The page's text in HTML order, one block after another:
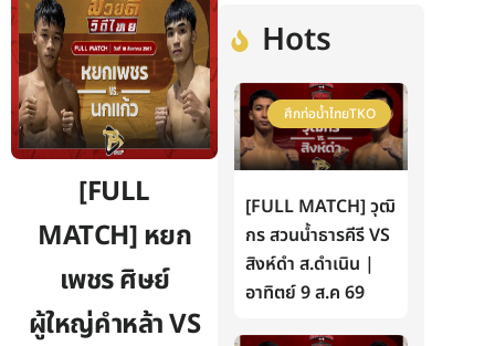
[FULL
MATCH] หยก
เพชร ศิษย์
ผู้ใหญ่คำหล้า VS
Hots
ศึกท่อน้ำไทยTKO
[FULL MATCH] วุฒิ
กร สวนน้ำธารคีรี VS
สิงห์ดำ ส.ดำเนิน |
อาทิตย์ 9 ส.ค 69